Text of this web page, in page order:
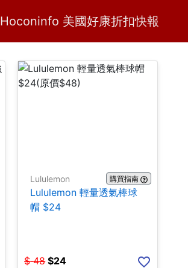
Hoconinfo 美國好康折扣快報
H Home
Lululemon 購買指南
Lululemon 輕量透氣棒球
帽 $24
$ 48 $24